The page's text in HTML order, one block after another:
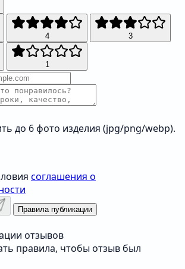
4 3
1
до 6 фото изделия (jpg/png/webp).
соглашения о
Правила публикации
отзывов
правила, чтобы отзыв был